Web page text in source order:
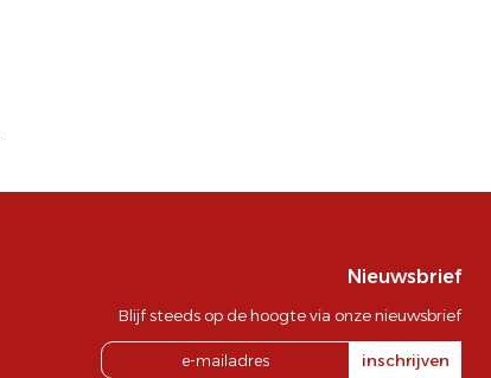
Nieuwsbrief
Blijf steeds op de hoogte via onze nieuwsbrief
inschrijven